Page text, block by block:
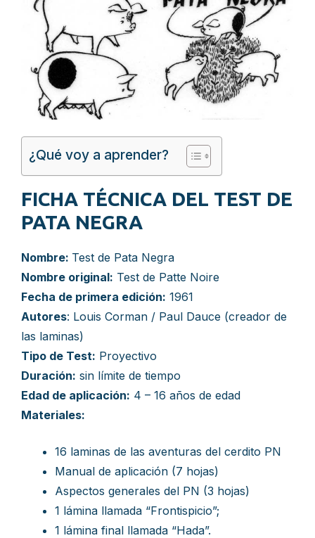
¿Qué voy a aprender?
FICHA TÉCNICA DEL TEST DE
PATA NEGRA
Nombre: Test de Pata Negra
Nombre original: Test de Patte Noire
Fecha de primera edición: 1961
Autores: Louis Corman / Paul Dauce (creador de
las laminas)
Tipo de Test: Proyectivo
Duración: sin límite de tiempo
Edad de aplicación: 4 – 16 años de edad
Materiales:
16 laminas de las aventuras del cerdito PN
Manual de aplicación (7 hojas)
Aspectos generales del PN (3 hojas)
1 lámina llamada “Frontispicio”;
1 lámina final llamada “Hada”.